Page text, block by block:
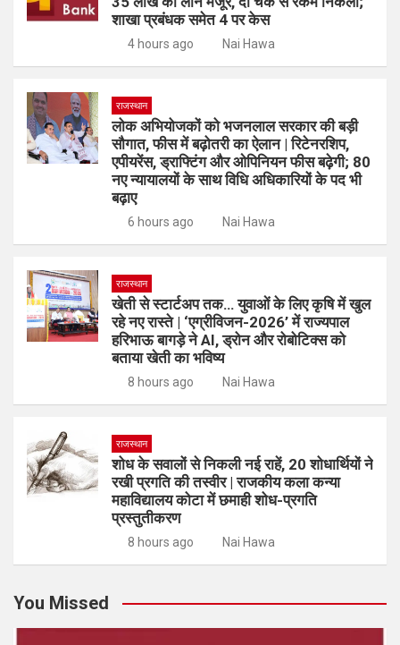
शाखा प्रबंधक समेत 4 पर केस
4 hours ago Nai Hawa
राजस्थान
लोक अभियोजकों को भजनलाल सरकार की बड़ी
सौगात, फीस में बढ़ोतरी का ऐलान | रिटेनरशिप,
एपीयरेंस, ड्राफ्टिंग और ओपिनियन फीस बढ़ेगी; 80
नए न्यायालयों के साथ विधि अधिकारियों के पद भी
बढ़ाए
6 hours ago Nai Hawa
राजस्थान
खेती से स्टार्टअप तक… युवाओं के लिए कृषि में खुल
रहे नए रास्ते | ‘एग्रीविजन-2026’ में राज्यपाल
हरिभाऊ बागड़े ने AI, ड्रोन और रोबोटिक्स को
बताया खेती का भविष्य
8 hours ago Nai Hawa
राजस्थान
शोध के सवालों से निकली नई राहें, 20 शोधार्थियों ने
रखी प्रगति की तस्वीर | राजकीय कला कन्या
महाविद्यालय कोटा में छमाही शोध-प्रगति
प्रस्तुतीकरण
8 hours ago Nai Hawa
You Missed